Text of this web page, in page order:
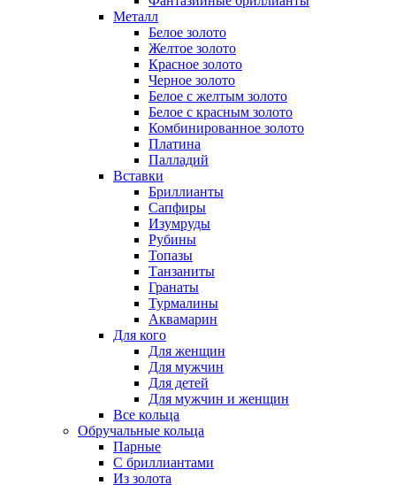
Металл
Белое золото
Желтое золото
Красное золото
Черное золото
Белое с желтым золото
Белое с красным золото
Комбинированное золото
Платина
Палладий
Вставки
Бриллианты
Сапфиры
Изумруды
Рубины
Топазы
Танзаниты
Гранаты
Турмалины
Аквамарин
Для кого
Для женщин
Для мужчин
Для детей
Для мужчин и женщин
Все кольца
Обручальные кольца
Парные
С бриллиантами
Из золота